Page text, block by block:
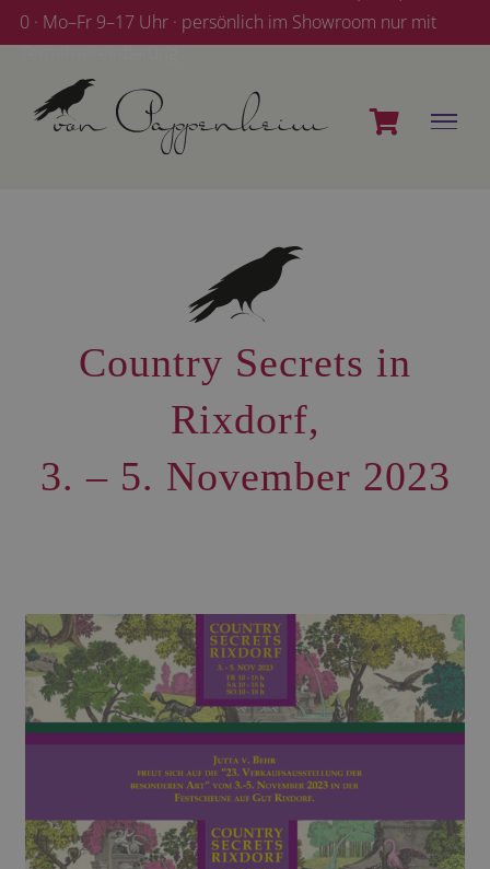
Zum
Inhalt
springen
0 · Mo–Fr 9–17 Uhr · persönlich im Showroom nur mit
Terminvereinbarung
Country Secrets in
Rixdorf,
3. – 5. November 2023